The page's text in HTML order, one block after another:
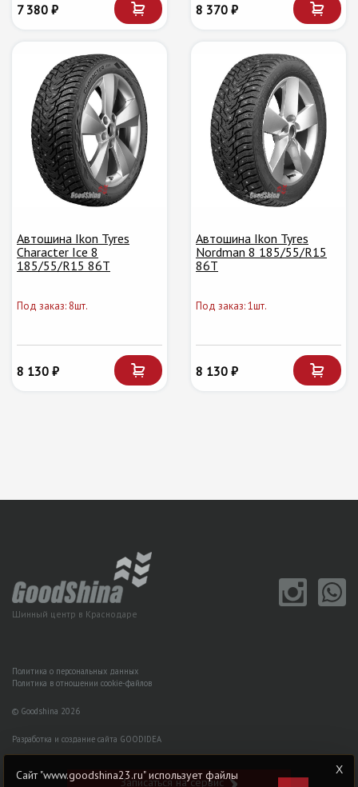
7 380 ₽ 8 370 ₽
Автошина Ikon Tyres
Character Ice 8
185/55/R15 86T
Под заказ: 8шт.
8 130 ₽
Автошина Ikon Tyres
Nordman 8 185/55/R15
86T
Под заказ: 1шт.
8 130 ₽
Шинный центр в Краснодаре
Политика о персональных данных
Политика в отношении cookie-файлов
© Goodshina 2026
Разработка и создание сайта GOODIDEA
Записаться на сервис
Сайт "www.goodshina23.ru" использует файлы